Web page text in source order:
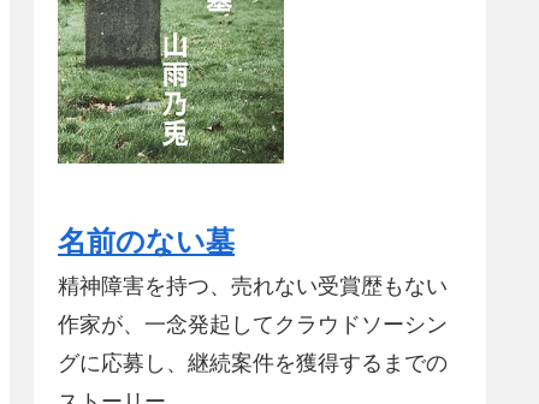
名前のない墓
精神障害を持つ、売れない受賞歴もない
作家が、一念発起してクラウドソーシン
グに応募し、継続案件を獲得するまでの